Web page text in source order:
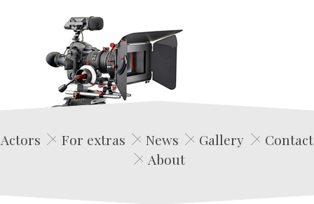
Edwin Film Agencja Aktorska
Actors For extras News Gallery
Contact
About